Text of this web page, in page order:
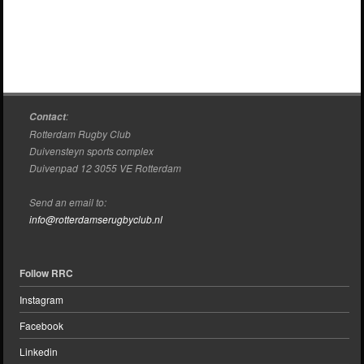
Contact:
Rotterdam Rugby Club
Duivensteyn sports complex
Duivenpad 12 3055 VE Rotterdam
Send an email to:
info@rotterdamserugbyclub.nl
Follow RRC
Instagram
Facebook
Linkedin